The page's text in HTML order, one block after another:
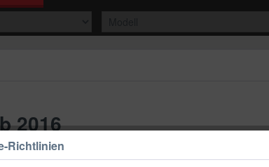
2016
Richtlinien